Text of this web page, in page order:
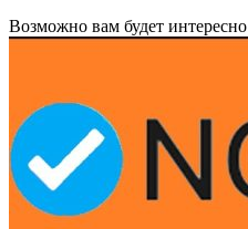
Возможно вам будет интересно